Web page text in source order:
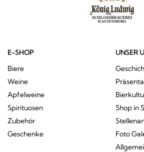
E-SHOP
Biere
Weine
Apfelweine
Spirituosen
Zubehör
Geschenke
UNSER
Shop in
Foto